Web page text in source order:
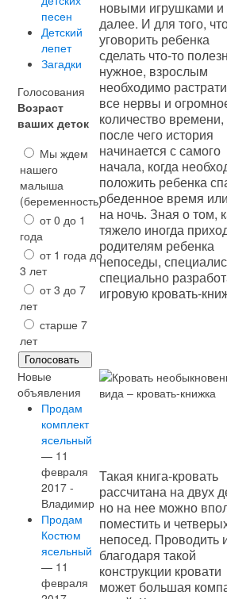
песен
Детский
лепет
Загадки
Голосования
Возраст
ваших деток
Мы ждем
нашего
малыша
(беременность)
от 0 до 1
года
от 1 года до
3 лет
от 3 до 7
лет
старше 7
лет
Новые
объявления
Продам
комплект
ясельный
— 11
февраля
2017 -
Владимир
Продам
Костюм
ясельный
— 11
февраля
новыми игрушками и
далее. И для того,
уговорить ребенка
сделать что-то
нужное, взрослым
необходимо
все нервы и
количество времени,
после чего история
начинается с самого
начала, когда
положить ребенка
обеденное время
на ночь. Зная о том,
тяжело иногда
родителям ребенка
непоседы,
специально
игровую кровать-
Такая книга-кровать
рассчитана на двух
но на нее можно
поместить и
непосед. Проводить
благодаря такой
конструкции кровати
может большая